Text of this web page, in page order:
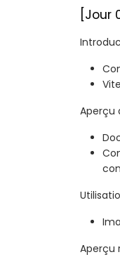
[Jour
Aperçu
Aperçu